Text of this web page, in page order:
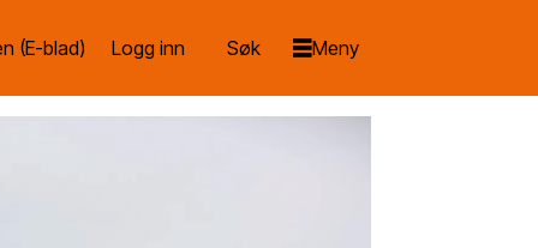
(E-blad) Logg inn